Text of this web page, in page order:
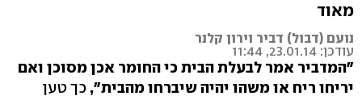
מאוד
נועם (דבול) דביר וירון קלנר
עודכן: 23.01.14, 11:44
"המדביר אמר לבעלת הבית כי החומר אכן מסוכן ואם
יריחו ריח או משהו יהיה שיברחו מהבית", כך טען